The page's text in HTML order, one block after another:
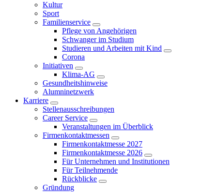
Kultur
Sport
Familienservice
Pflege von Angehörigen
Schwanger im Studium
Studieren und Arbeiten mit Kind
Corona
Initiativen
Klima-AG
Gesundheitshinweise
Alumninetzwerk
Karriere
Stellenausschreibungen
Career Service
Veranstaltungen im Überblick
Firmenkontaktmessen
Firmenkontaktmesse 2027
Firmenkontaktmesse 2026
Für Unternehmen und Institutionen
Für Teilnehmende
Rückblicke
Gründung